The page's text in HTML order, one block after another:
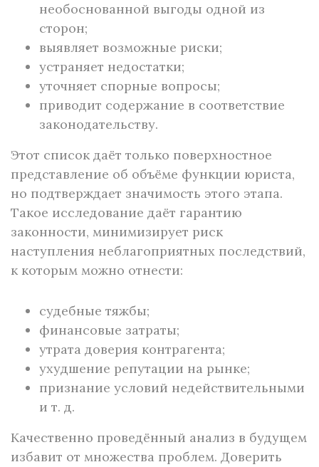
необоснованной выгоды одной из
сторон;
выявляет возможные риски;
устраняет недостатки;
уточняет спорные вопросы;
приводит содержание в соответствие
законодательству.
Этот список даёт только поверхностное
представление об объёме функции юриста,
но подтверждает значимость этого этапа.
Такое исследование даёт гарантию
законности, минимизирует риск
наступления неблагоприятных последствий,
к которым можно отнести:
судебные тяжбы;
финансовые затраты;
утрата доверия контрагента;
ухудшение репутации на рынке;
признание условий недействительными
и т. д.
Качественно проведённый анализ в будущем
избавит от множества проблем. Доверить